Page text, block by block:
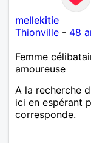
mellekitie
Thionville - 48
Femme
amoureuse
A la recherche
ici en espérant
corresponde.